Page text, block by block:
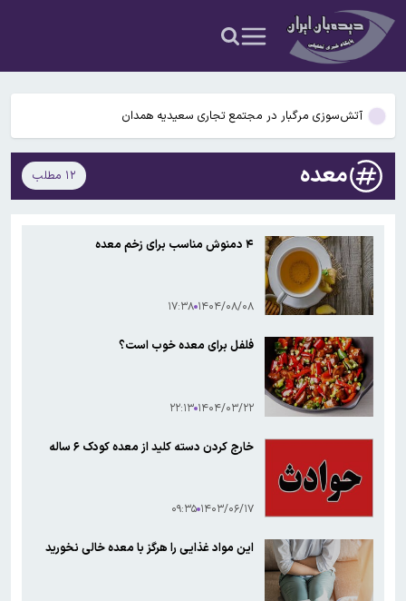
عکس و فیلم
یافته جدید: سرعت گرمایش جهانی در یک دهه گذشته تقریباً دو برابر
شده است
جزئیات جدید افزایش سنوات بازنشستگی/ چه کسانی باید بیشتر کار کنند و
چه افرادی معاف هستند؟
آتش‌سوزی مرگبار در مجتمع تجاری سعیدیه همدان
دانشمندان راز آبشار خونین جنوبگان را کشف کردند
بوگاتی سفارشی با نام «دِستِریِر» معرفی شد / W۱۶ هنوز نفس می‌کشد /
یافته جدید: سرعت گرمایش جهانی در یک دهه گذشته تقریباً دو برابر
شده است
جزئیات جدید افزایش سنوات بازنشستگی/ چه کسانی باید بیشتر کار کنند و
چه افرادی معاف هستند؟
معده ۱۲ مطلب
۴ دمنوش‌ مناسب برای زخم معده
۱۴۰۴/۰۸/۰۸ ۱۷:۳۸
فلفل برای معده خوب است؟
۱۴۰۴/۰۳/۲۲ ۲۲:۱۳
خارج کردن دسته کلید از معده کودک ۶ ساله
۱۴۰۳/۰۶/۱۷ ۰۹:۳۵
این مواد غذایی را هرگز با معده خالی نخورید